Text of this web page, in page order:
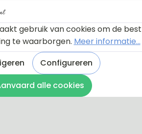
komt u bij een instructie en
rondleiding geeft door de
weet u precies hoe u zelf uw
kunt aanpassen en naar uw
gebruik van cookies om de best
te waarborgen. Meer informatie...
Configureren
alle cookies